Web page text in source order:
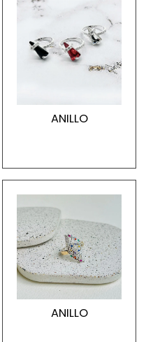
ANILLO
ANILLO